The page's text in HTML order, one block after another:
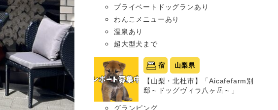
プライベートドッグランあり
わんこメニューあり
温泉あり
超大型犬まで
宿 山梨県
【山梨・北杜市】「Aicafefarm別
邸～ドッグヴィラ八ヶ岳～」
グランピング